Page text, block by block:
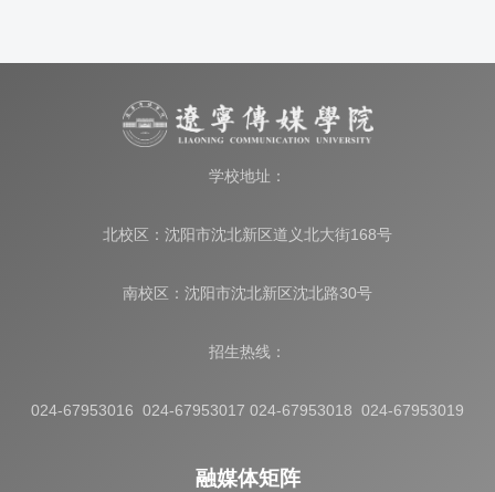
学校地址：
北校区：沈阳市沈北新区道义北大街168号
南校区：沈阳市沈北新区沈北路30号
招生热线：
024-67953016 024-67953017 024-67953018 024-67953019
融媒体矩阵